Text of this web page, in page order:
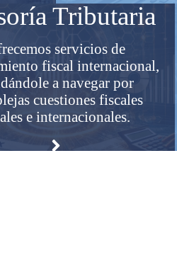
Tributaria
servicios de
fiscal internacional,
a navegar por
cuestiones fiscales
e internacionales.